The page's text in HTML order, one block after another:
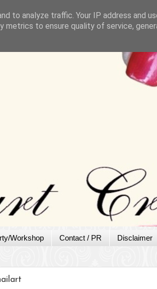
Workshop Contact / PR Disclaimer
to analyze traffic. Your IP address and
metrics to ensure quality of service,